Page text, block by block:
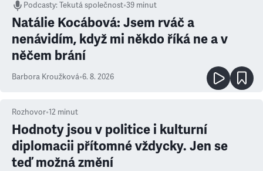
Podcasty:Tekutá společnost•39 minut
Natálie Kocábová: Jsem rváč a
nenávidím, když mi někdo říká ne a v
něčem brání
Barbora Kroužková•6. 8. 2026
Rozhovor•12 minut
Hodnoty jsou v politice i kulturní
diplomacii přítomné vždycky. Jen se
teď možná změní